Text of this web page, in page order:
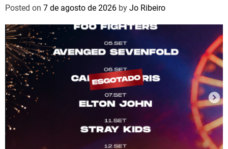
Posted on 7 de agosto de 2026 by Jo Ribeiro